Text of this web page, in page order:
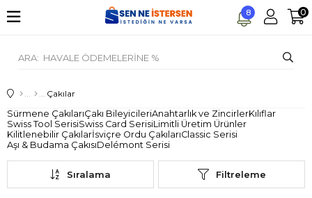
0
8
Çakılar
Sürmene ÇakılarıÇakı BileyicileriAnahtarlık ve ZincirlerKılıflar
Swiss Tool SerisiSwiss Card SerisiLimitli Üretim Ürünler
Kilitlenebilir Çakılarİsviçre Ordu ÇakılarıClassic Serisi
Aşı & Budama ÇakısıDelémont Serisi
Filtreleme
Sıralama